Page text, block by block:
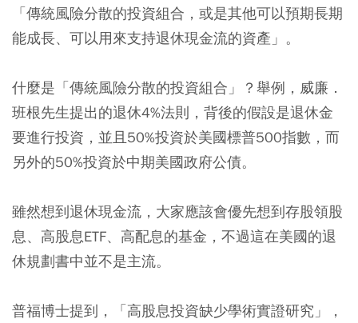
「傳統風險分散的投資組合，或是其他可以預期長期
能成長、可以用來支持退休現金流的資產」。
什麼是「傳統風險分散的投資組合」？舉例，威廉．
班根先生提出的退休4%法則，背後的假設是退休金
要進行投資，並且50%投資於美國標普500指數，而
另外的50%投資於中期美國政府公債。
雖然想到退休現金流，大家應該會優先想到存股領股
息、高股息ETF、高配息的基金，不過這在美國的退
休規劃書中並不是主流。
普福博士提到，「高股息投資缺少學術實證研究」，